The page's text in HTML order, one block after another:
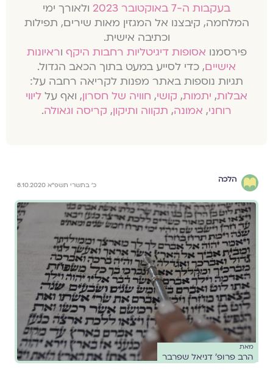
בעקבות ה-7 באוקטובר 2023
ולאורך ימי
המלחמה, קיבצנו אל המגזין מאות שירים, תפילות
וכתיבה אישית.
פירסמנו אסופות דיגיטליות רחבות היקף וראיונות
אישיים, כדי לסייע במעט בתוך הכאב הגדול.
תגיות נוספות באתר מפנות לקריאה רחבה על:
אבלות, יתמות, קושי, חוויה של חסרון, ואף על ליווי
רוחני, אמונה, תקווה ותיקון, קריסה וגאולה.
הלכה
כ׳ בתשרי תשפ״א 8.10.2020
מאת
הרב פרופ׳ דניאל שפרבר